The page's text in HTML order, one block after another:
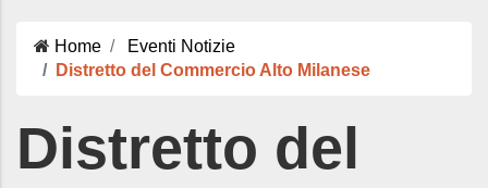
Home Eventi Notizie
Distretto del Commercio Alto Milanese
Distretto del